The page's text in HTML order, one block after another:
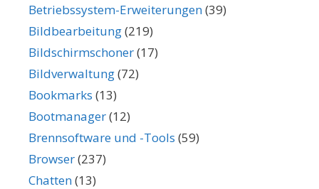
Betriebssystem-Erweiterungen(39)
Bildbearbeitung(219)
Bildschirmschoner(17)
Bildverwaltung(72)
Bookmarks (13)
Bootmanager(12)
Brennsoftware und -Tools (59)
Browser(237)
Chatten(13)